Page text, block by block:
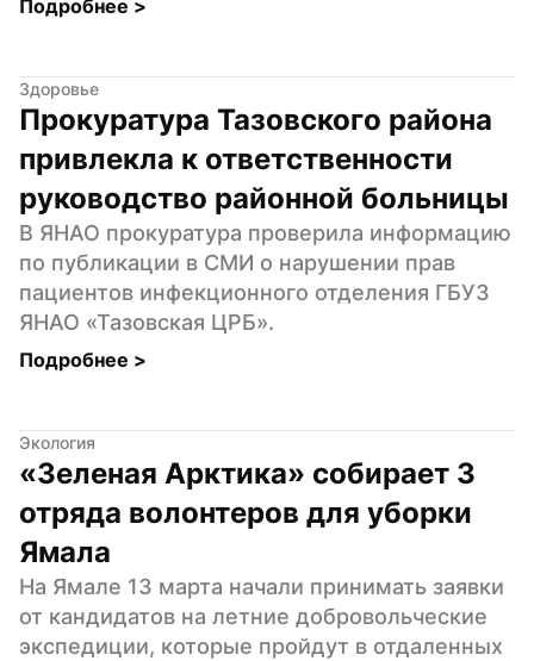
Подробнее >
Здоровье
Прокуратура Тазовского района
привлекла к ответственности
руководство районной больницы
В ЯНАО прокуратура проверила информацию
по публикации в СМИ о нарушении прав
пациентов инфекционного отделения ГБУЗ
ЯНАО «Тазовская ЦРБ».
Подробнее >
Экология
«Зеленая Арктика» собирает 3
отряда волонтеров для уборки
Ямала
На Ямале 13 марта начали принимать заявки
от кандидатов на летние добровольческие
экспедиции, которые пройдут в отдаленных